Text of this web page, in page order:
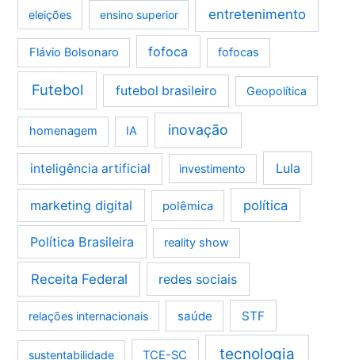
eleições ensino superior entretenimento
Flávio Bolsonaro fofoca fofocas
Futebol futebol brasileiro Geopolítica
homenagem IA inovação
inteligência artificial investimento Lula
marketing digital polêmica política
Política Brasileira reality show
Receita Federal redes sociais
relações internacionais saúde STF
sustentabilidade TCE-SC tecnologia